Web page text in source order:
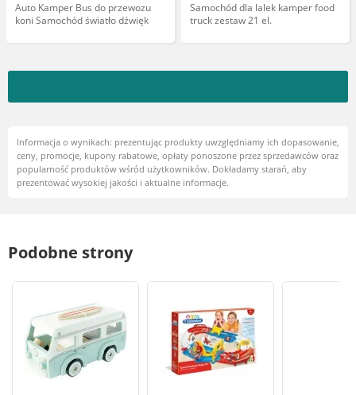
Auto Kamper Bus do przewozu
koni Samochód światło dźwięk
Samochód dla lalek kamper food
truck zestaw 21 el.
Informacja o wynikach: prezentując produkty uwzględniamy ich dopasowanie,
ceny, promocje, kupony rabatowe, opłaty ponoszone przez sprzedawców oraz
popularność produktów wśród użytkowników. Dokładamy starań, aby
prezentować wysokiej jakości i aktualne informacje.
Podobne strony